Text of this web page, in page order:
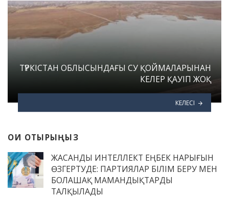
ТҮРКІСТАН ОБЛЫСЫНДАҒЫ СУ ҚОЙМАЛАРЫНАН
КЕЛЕР ҚАУІП ЖОҚ
КЕЛЕСІ
ОҚИ ОТЫРЫҢЫЗ
ЖАСАНДЫ ИНТЕЛЛЕКТ ЕҢБЕК НАРЫҒЫН
ӨЗГЕРТУДЕ: ПАРТИЯЛАР БІЛІМ БЕРУ МЕН
БОЛАШАҚ МАМАНДЫҚТАРДЫ
ТАЛҚЫЛАДЫ